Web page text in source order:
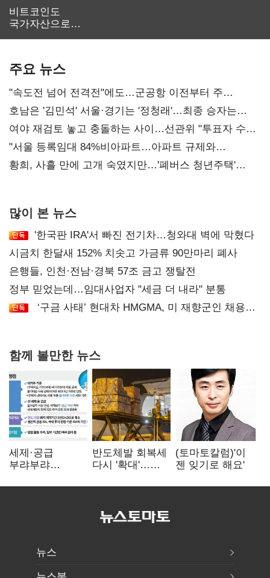
비트코인도
국가자산으로…'
주요 뉴스
"속도전 넘어 전격전"에도…군공항 이전부터 주
52시간까지 '뇌관'
호남은 '김민석' 서울·경기는 '정청래'…최종 승자는
'안갯속'
여야 재검토 놓고 충돌하는 사이…선관위 "투표자 수
오차 당연"
"서울 등록임대 84%비아파트…아파트 규제와
달리해야"
황희, 사흘 만에 고개 숙였지만…'폐버스 청년주택'
많이 본 뉴스
'한국판 IRA'서 빠진 전기차…청와대 벽에 막혔다
시금치 한달새 152% 치솟고 가금류 90만마리 폐사
은행들, 인천·전남·경북 57조 금고 쟁탈전
정부 믿었는데…임대사업자 "세금 더 내라" 분통
‘구금 사태’ 현대차 HMGMA, 미 재향군인 채용
함께 볼만한 뉴스
세제·공급
부랴부랴
김윤덕' 책임론
반도체발 회복세
다시 '확대'…
5.8% 반등
(토마토칼럼)'이
젠 잊기로 해요'
뉴스